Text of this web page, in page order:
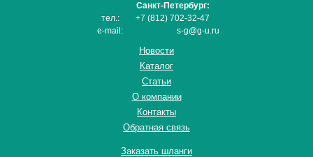
Санкт-Петербург:
тел.:
+7 (812) 702-32-47
e-mail:
s-g@g-u.ru
Новости
Каталог
Статьи
О компании
Контакты
Обратная связь
Заказать шланги